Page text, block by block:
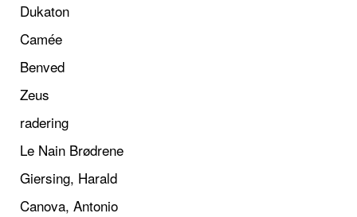
Dukaton
Camée
Benved
Zeus
radering
Le Nain Brødrene
Giersing, Harald
Canova, Antonio